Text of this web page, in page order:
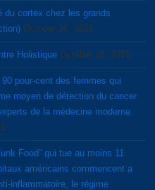
October 16, 2021
Holistique October 15, 2021
pour-cent des femmes qui
moyen de détection du cancer
de la médecine moderne.
Food” qui tue au moins 11
américains commencent a
inflammatoire, le régime